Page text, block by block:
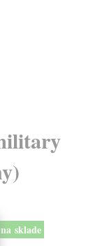
na sklade